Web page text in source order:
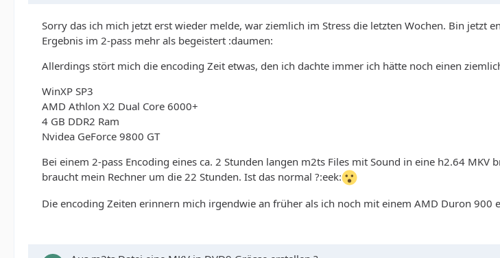
Sorry das ich mich jetzt erst wieder melde, war ziemlich im Stress die letzten Wochen. Bin jetzt
Ergebnis im 2-pass mehr als begeistert :daumen:
Allerdings stört mich die encoding Zeit etwas, den ich dachte immer ich hätte noch einen
WinXP SP3
AMD Athlon X2 Dual Core 6000+
4 GB DDR2 Ram
Nvidea GeForce 9800 GT
Bei einem 2-pass Encoding eines ca. 2 Stunden langen m2ts Files mit Sound in eine h2.64
braucht mein Rechner um die 22 Stunden. Ist das normal ?:eek:
Die encoding Zeiten erinnern mich irgendwie an früher als ich noch mit einem AMD Duron 900